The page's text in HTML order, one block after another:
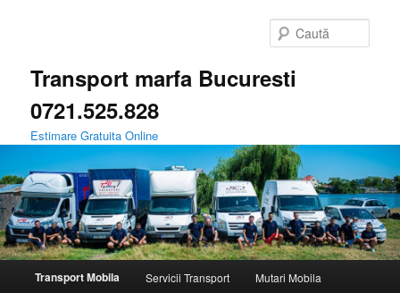
Transport marfa Bucuresti
0721.525.828
Estimare Gratuita Online
Transport Mobila Servicii Transport Mutari Mobila